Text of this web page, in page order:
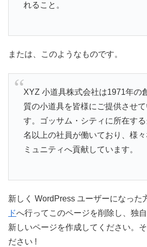
れること。
または、このようなものです。
XYZ 小道具株式会社は1971年の
質の小道具を皆様にご提供させ
す。ゴッサム・シティに所在す
名以上の社員が働いており、様
ミュニティへ貢献しています。
新しく WordPress ユーザーになった
ドへ行ってこのページを削除し、独
新しいページを作成してください。
ださい !